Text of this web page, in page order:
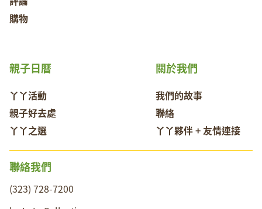
購物
關於我們
我們的故事
聯絡
丫丫夥伴 + 友情連接
親子日曆
丫丫活動
親子好去處
丫丫之選
聯絡我們
(323) 728-7200